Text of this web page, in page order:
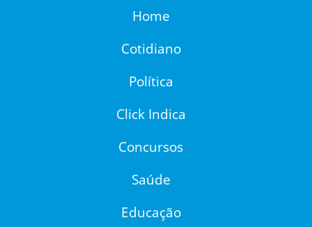
Home
Cotidiano
Política
Click Indica
Concursos
Saúde
Educação